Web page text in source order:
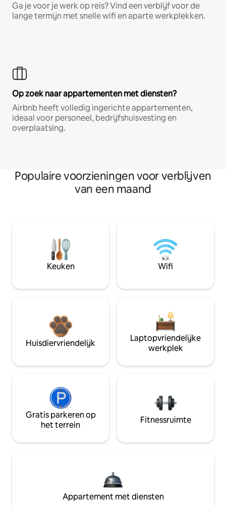
Ga je voor je werk op reis? Vind een verblijf voor de
lange termijn met snelle wifi en aparte werkplekken.
Op zoek naar appartementen met diensten?
Airbnb heeft volledig ingerichte appartementen,
ideaal voor personeel, bedrijfshuisvesting en
overplaatsing.
Populaire voorzieningen voor verblijven
van een maand
Keuken Wifi
Huisdiervriendelijk
Laptopvriendelijke
werkplek
Gratis parkeren op
het terrein
Fitnessruimte
Appartement met diensten